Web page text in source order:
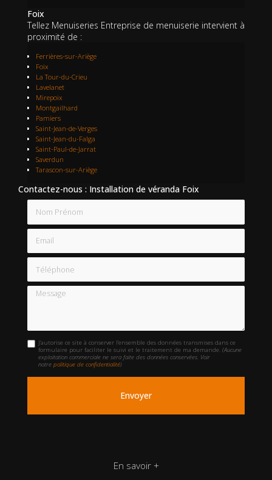
Foix
Tellez Menuiseries Entreprise de menuiserie intervient à
proximité de :
Ferrières-sur-Ariège
Foix
La Tour-du-Crieu
Lavelanet
Mirepoix
Montgailhard
Pamiers
Saint-Jean-de-Verges
Saint-Jean-du-Falga
Saint-Paul-de-Jarrat
Saverdun
Tarascon-sur-Ariège
Contactez-nous : Installation de véranda Foix
Email
Téléphone
Message
J'autorise ce site à conserver l'ensemble des données transmises dans ce
formulaire pour faciliter le suivi et le traitement de ma demande.(Aucune
exploitation commerciale ne sera faite des données conservées. Voir
notrepolitique de confidentialité)
En savoir +